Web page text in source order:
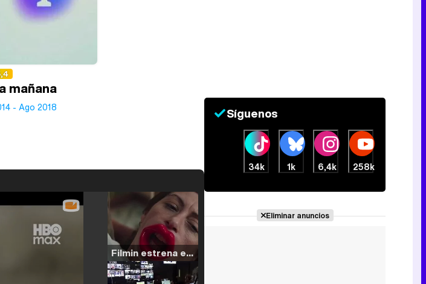
mañana
- Ago 2018
Filmin estrena el tráiler de 'Millennial Mal', su nueva comedia universitaria de la mano de Lorena Iglesias
Síguenos
34k 1k 6,4k 258k
Eliminar anuncios